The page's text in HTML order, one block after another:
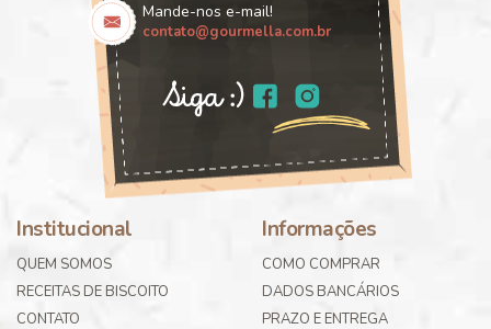
Mande-nos e-mail!
contato@gourmella.com.br
Institucional
QUEM SOMOS
RECEITAS DE BISCOITO
CONTATO
Informações
COMO COMPRAR
DADOS BANCÁRIOS
PRAZO E ENTREGA